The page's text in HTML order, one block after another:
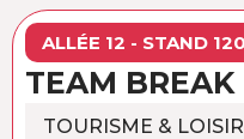
ALLÉE 12 - STAND
TEAM BREAK
TOURISME &